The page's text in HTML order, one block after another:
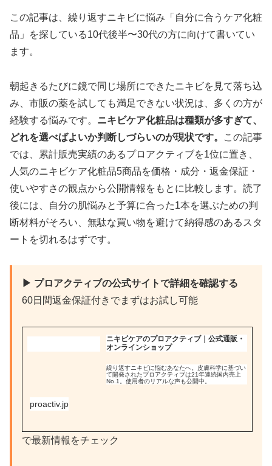
この記事は、繰り返すニキビに悩み「自分に合うケア化粧
品」を探している10代後半〜30代の方に向けて書いてい
ます。
朝起きるたびに鏡で同じ場所にできたニキビを見て落ち込
み、市販の薬を試しても満足できない状況は、多くの方が
経験する悩みです。 ニキビケア化粧品は種類が多すぎて、
どれを選べばよいか判断しづらいのが現状です。
この記事
では、累計販売実績のあるプロアクティブを1位に置き、
人気のニキビケア化粧品5商品を価格・成分・返金保証・
使いやすさの観点から公開情報をもとに比較します。読了
後には、自分の肌悩みと予算に合った1本を選ぶための判
断材料がそろい、無駄な買い物を避けて納得感のあるスタ
ートを切れるはずです。
▶ プロアクティブの公式サイトで詳細を確認する
60日間返金保証付きでまずはお試し可能
ニキビケアのプロアクティブ｜公式通販・
オンラインショップ
繰り返すニキビに悩むあなたへ。皮膚科学に基づい
て開発されたプロアクティブは21年連続国内売上
No.1。使用者のリアルな声も公開中。
proactiv.jp
で最新情報をチェック